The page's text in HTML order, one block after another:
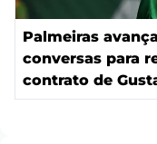
Palmeiras
conversas para
contrato de